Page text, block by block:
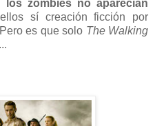
zombies no aparecían
sí creación ficción por
es que solo The Walking